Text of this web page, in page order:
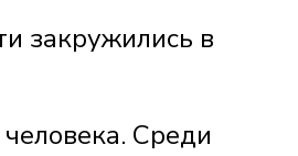
закружились в
Среди